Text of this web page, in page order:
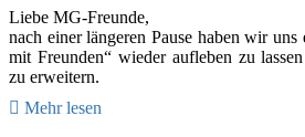
Liebe MG-Freunde,
nach einer längeren Pause haben wir uns
mit Freunden“ wieder aufleben zu
zu erweitern.
Mehr lesen